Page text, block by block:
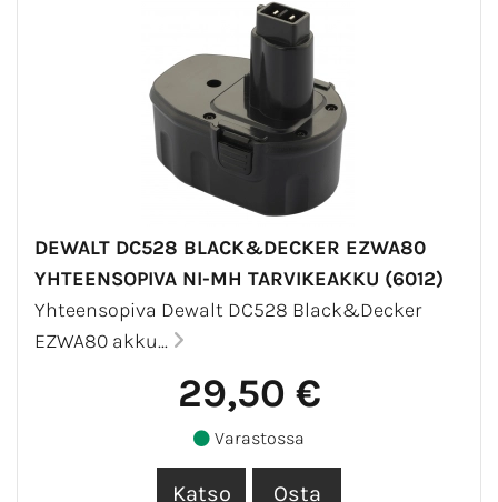
DEWALT DC528 BLACK&DECKER EZWA80
YHTEENSOPIVA NI-MH TARVIKEAKKU (6012)
Yhteensopiva Dewalt DC528 Black&Decker
EZWA80 akku...
29,50 €
Varastossa